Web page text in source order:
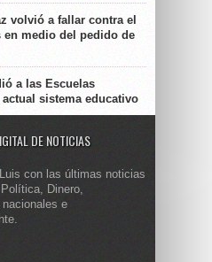
volvió a fallar contra el
medio del pedido de
a las Escuelas
sistema educativo
DE NOTICIAS
con las últimas noticias
Dinero,
e